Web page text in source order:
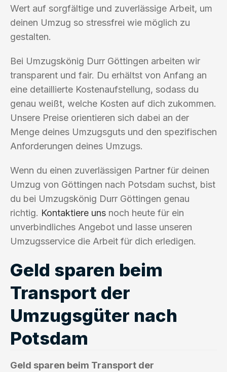
Wert auf sorgfältige und zuverlässige Arbeit, um
deinen Umzug so stressfrei wie möglich zu
gestalten.
Bei Umzugskönig Durr Göttingen arbeiten wir
transparent und fair. Du erhältst von Anfang an
eine detaillierte Kostenaufstellung, sodass du
genau weißt, welche Kosten auf dich zukommen.
Unsere Preise orientieren sich dabei an der
Menge deines Umzugsguts und den spezifischen
Anforderungen deines Umzugs.
Wenn du einen zuverlässigen Partner für deinen
Umzug von Göttingen nach Potsdam suchst, bist
du bei Umzugskönig Durr Göttingen genau
richtig. Kontaktiere uns noch heute für ein
unverbindliches Angebot und lasse unseren
Umzugsservice die Arbeit für dich erledigen.
Geld sparen beim
Transport der
Umzugsgüter nach
Potsdam
Geld sparen beim Transport der